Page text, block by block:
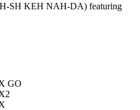
SH KEH NAH-DA) featuring
GO